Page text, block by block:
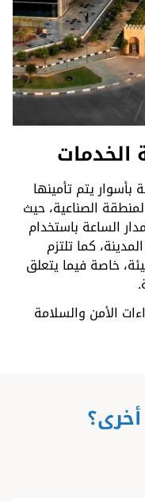
الخدمات
يتم تأمينها
الصناعية، حيث
الساعة باستخدام
كما تلتزم
خاصة فيما يتعلق
الأمن والسلامة